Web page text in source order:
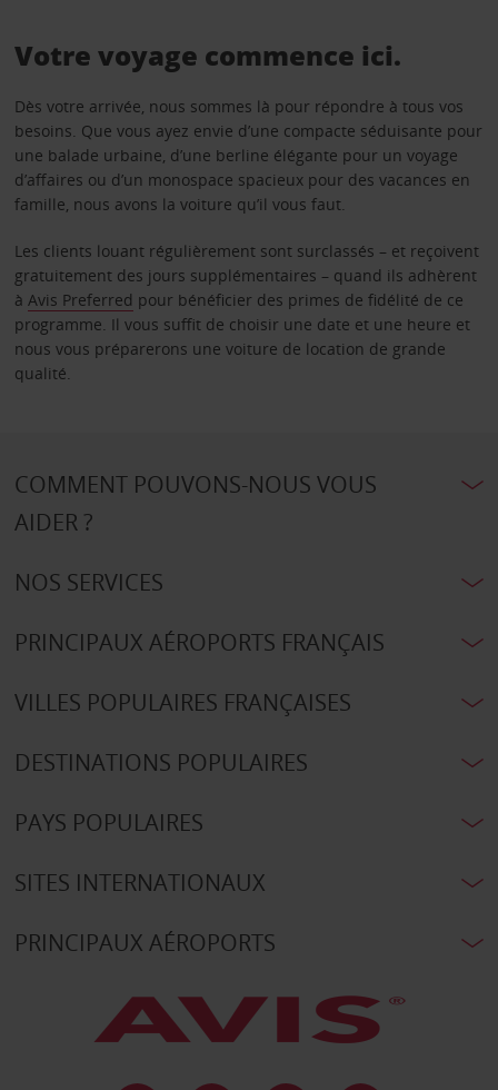
Votre voyage commence ici.
Dès votre arrivée, nous sommes là pour répondre à tous vos
besoins. Que vous ayez envie d’une compacte séduisante pour
une balade urbaine, d’une berline élégante pour un voyage
d’affaires ou d’un monospace spacieux pour des vacances en
famille, nous avons la voiture qu’il vous faut.
Les clients louant régulièrement sont surclassés – et reçoivent
gratuitement des jours supplémentaires – quand ils adhèrent
à Avis Preferred pour bénéficier des primes de fidélité de ce
programme. Il vous suffit de choisir une date et une heure et
nous vous préparerons une voiture de location de grande
qualité.
COMMENT POUVONS-NOUS VOUS
AIDER ?
NOS SERVICES
PRINCIPAUX AÉROPORTS FRANÇAIS
VILLES POPULAIRES FRANÇAISES
DESTINATIONS POPULAIRES
PAYS POPULAIRES
SITES INTERNATIONAUX
PRINCIPAUX AÉROPORTS